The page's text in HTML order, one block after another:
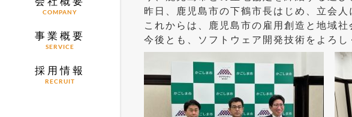
COMPANY
事業概要
SERVICE
採用情報
RECRUIT
昨日、鹿児島市の下鶴市長はじめ、立会
これからは、鹿児島市の雇用創造と地域
今後とも、ソフトウェア開発技術をよろし